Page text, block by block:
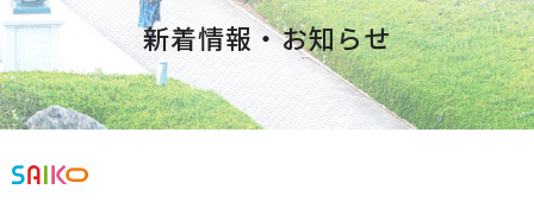
ナ
ゲ
ー
ョ
ビ
ー
シ
ン
新着情報・お知らせ